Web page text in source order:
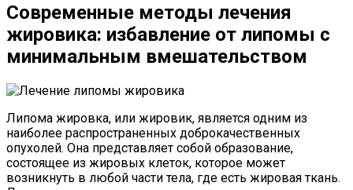
Современные методы лечения
жировика: избавление от липомы с
минимальным вмешательством
Липома жировка, или жировик, является одним из
наиболее распространенных доброкачественных
опухолей. Она представляет собой образование,
состоящее из жировых клеток, которое может
возникнуть в любой части тела, где есть жировая ткань.